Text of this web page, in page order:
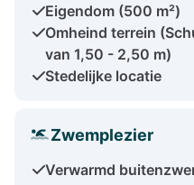
Eigendom (500 m²)
Omheind terrein
van 1,50 - 2,50 m)
Stedelijke locatie
Zwemplezier
Verwarmd